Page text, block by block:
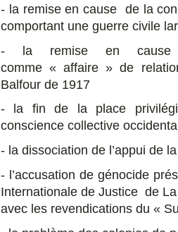
- la remise en cause de la
comportant une guerre civile
- la remise en cause
comme « affaire » de
Balfour de 1917
- la fin de la place
conscience collective
- la dissociation de l’appui de
- l’accusation de génocide
Internationale de Justice de
avec les revendications du «